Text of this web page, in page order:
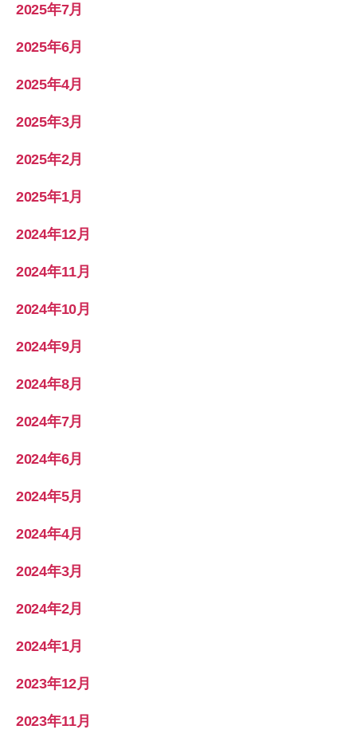
2025年7月
2025年6月
2025年4月
2025年3月
2025年2月
2025年1月
2024年12月
2024年11月
2024年10月
2024年9月
2024年8月
2024年7月
2024年6月
2024年5月
2024年4月
2024年3月
2024年2月
2024年1月
2023年12月
2023年11月